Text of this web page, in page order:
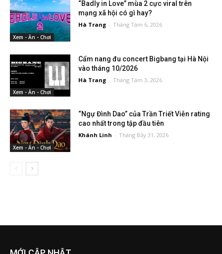
Xem - Ăn - Chơi
“Badly in Love” mùa 2 cực viral trên
mạng xã hội có gì hay?
Hà Trang - Tháng Tám 6, 2026
Xem - Ăn - Chơi
Cẩm nang đu concert Bigbang tại Hà Nội
vào tháng 10/2026
Hà Trang - Tháng Tám 3, 2026
Xem - Ăn - Chơi
“Ngự Đình Dao” của Trần Triết Viễn rating
cao nhất trong tập đầu tiên
Khánh Linh - Tháng Bảy 31, 2026